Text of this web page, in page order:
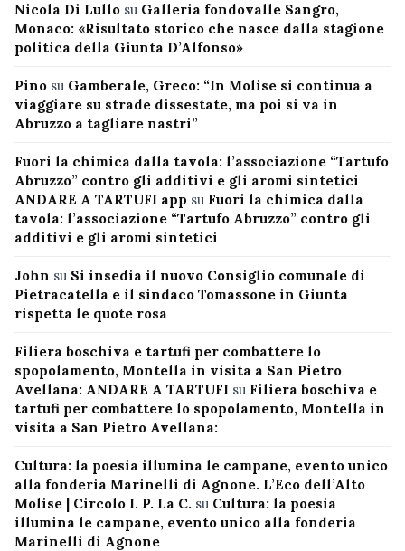
Nicola Di Lullo su Galleria fondovalle Sangro,
Monaco: «Risultato storico che nasce dalla stagione
politica della Giunta D’Alfonso»
Pino su Gamberale, Greco: “In Molise si continua a
viaggiare su strade dissestate, ma poi si va in
Abruzzo a tagliare nastri”
Fuori la chimica dalla tavola: l’associazione “Tartufo
Abruzzo” contro gli additivi e gli aromi sintetici
ANDARE A TARTUFI app su Fuori la chimica dalla
tavola: l’associazione “Tartufo Abruzzo” contro gli
additivi e gli aromi sintetici
John su Si insedia il nuovo Consiglio comunale di
Pietracatella e il sindaco Tomassone in Giunta
rispetta le quote rosa
Filiera boschiva e tartufi per combattere lo
spopolamento, Montella in visita a San Pietro
Avellana: ANDARE A TARTUFI su Filiera boschiva e
tartufi per combattere lo spopolamento, Montella in
visita a San Pietro Avellana:
Cultura: la poesia illumina le campane, evento unico
alla fonderia Marinelli di Agnone. L’Eco dell’Alto
Molise | Circolo I. P. La C. su Cultura: la poesia
illumina le campane, evento unico alla fonderia
Marinelli di Agnone